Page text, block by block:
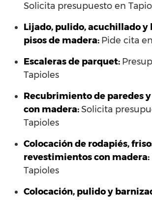
Solicita presupuesto en
Lijado, pulido, acuchillado y
pisos de madera: Pide cita
Escaleras de parquet:
Tapioles
Recubrimiento de paredes
con madera:Solicita
Tapioles
Colocación de rodapiés,
revestimientos con madera:
Tapioles
Colocación, pulido y